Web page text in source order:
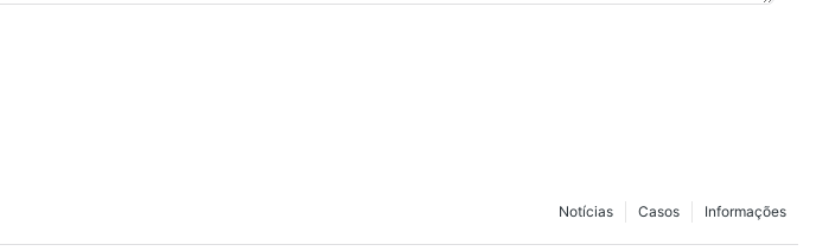
Informações
Casos
Notícias